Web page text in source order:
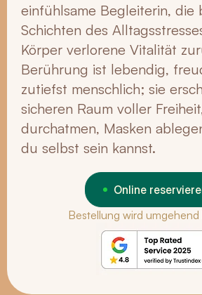
einfühlsame Begleiterin, die
Schichten des
Körper verlorene Vitalität
Berührung ist lebendig,
zutiefst menschlich; sie
sicheren Raum voller
durchatmen, Masken
du selbst sein kannst.
Online
Bestellung wird umgehend